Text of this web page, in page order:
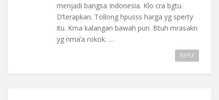
menjadi bangsa Indonesia. Klo cra bgtu.
D’terapkan. Tollong hpusss harga yg sperty
itu. Krna kalangan bawah pun. Btuh mrasakn
yg nma’a rokok. …
REPLY